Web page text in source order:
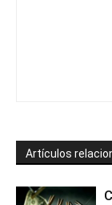
Artículos